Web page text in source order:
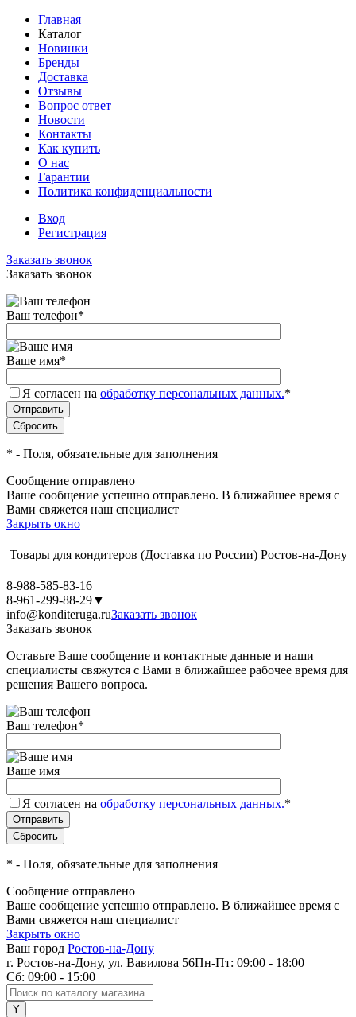
Главная
Каталог
Новинки
Бренды
Доставка
Отзывы
Вопрос ответ
Новости
Контакты
Как купить
О нас
Гарантии
Политика конфиденциальности
Вход
Регистрация
Заказать звонок
Заказать звонок
Ваш телефон*
Ваше имя*
Я согласен на обработку персональных данных.*
* - Поля, обязательные для заполнения
Сообщение отправлено
Ваше сообщение успешно отправлено. В ближайшее время с
Вами свяжется наш специалист
Закрыть окно
Товары для кондитеров (Доставка по России) Ростов-на-Дону
8-988-585-83-16
8-961-299-88-29▼
info@konditeruga.ruЗаказать звонок
Заказать звонок
Оставьте Ваше сообщение и контактные данные и наши
специалисты свяжутся с Вами в ближайшее рабочее время для
решения Вашего вопроса.
Ваш телефон*
Ваше имя
Я согласен на обработку персональных данных.*
* - Поля, обязательные для заполнения
Сообщение отправлено
Ваше сообщение успешно отправлено. В ближайшее время с
Вами свяжется наш специалист
Закрыть окно
Ваш город Ростов-на-Дону
г. Ростов-на-Дону, ул. Вавилова 56Пн-Пт: 09:00 - 18:00
Сб: 09:00 - 15:00